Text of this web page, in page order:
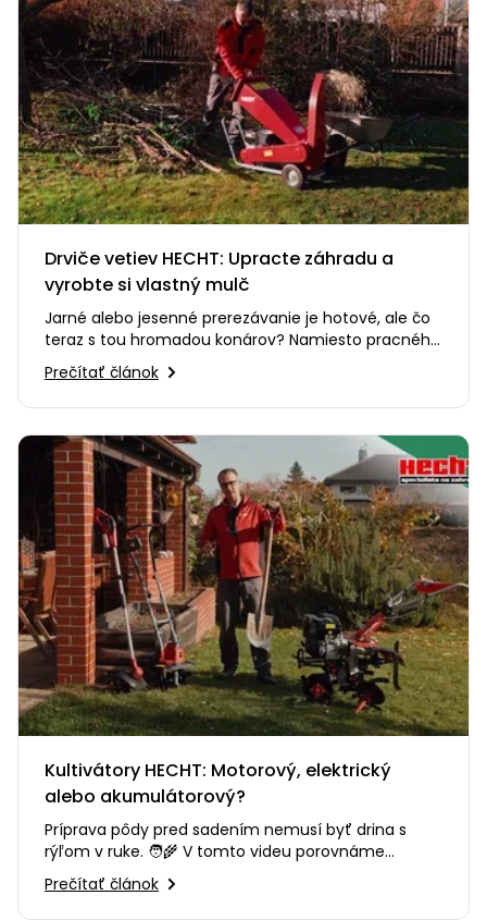
Drviče vetiev HECHT: Upracte záhradu a
vyrobte si vlastný mulč
Jarné alebo jesenné prerezávanie je hotové, ale čo
teraz s tou hromadou konárov? Namiesto pracného
odvážania alebo…
Prečítať článok
Kultivátory HECHT: Motorový, elektrický
alebo akumulátorový?
Príprava pôdy pred sadením nemusí byť drina s
rýľom v ruke. 🧑‍🌾 V tomto videu porovnáme
kultivátory HECHT a pomôžeme…
Prečítať článok